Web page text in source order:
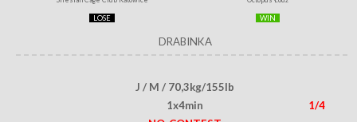
LOSE WIN
DRABINKA
J / M / 70,3kg/155lb
1x4min
1/4